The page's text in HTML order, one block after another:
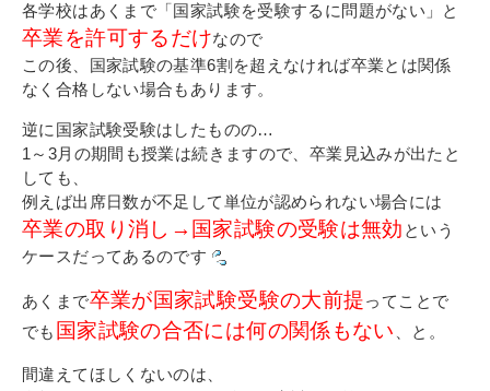
各学校はあくまで「国家試験を受験するに問題がない」と
卒業を許可するだけなので
この後、国家試験の基準6割を超えなければ卒業とは関係
なく合格しない場合もあります。
逆に国家試験受験はしたものの…
1～3月の期間も授業は続きますので、卒業見込みが出たと
しても、
例えば出席日数が不足して単位が認められない場合には
卒業の取り消し→国家試験の受験は無効 という
ケースだってあるのです
あくまで卒業が国家試験受験の大前提ってことで
でも 国家試験の合否には何の関係もない 、と。
間違えてほしくないのは、